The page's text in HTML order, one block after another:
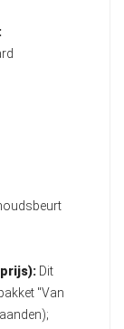
Dit
"Van